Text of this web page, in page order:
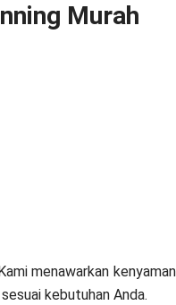
Murah
menawarkan
kebutuhan Anda.